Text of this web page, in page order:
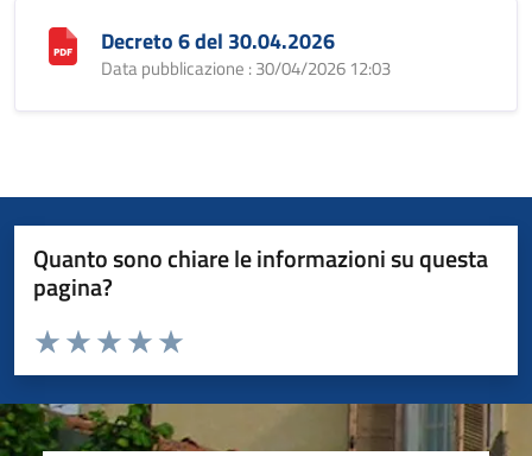
Decreto 6 del 30.04.2026
Data pubblicazione : 30/04/2026 12:03
Quanto sono chiare le informazioni su questa
pagina?
Valuta da 1 a 5 stelle la pagina
Valuta 5 stelle su 5
Valuta 4 stelle su 5
Valuta 3 stelle su 5
Valuta 2 stelle su 5
Valuta 1 stelle su 5